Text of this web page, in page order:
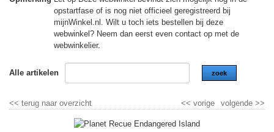
opstartfase of is nog niet officieel geregistreerd bij
mijnWinkel.nl. Wilt u toch iets bestellen bij deze
webwinkel? Neem dan eerst even contact op met de
webwinkelier.
Alle artikelen zoek
<< terug naar overzicht volgende >>
<< vorige